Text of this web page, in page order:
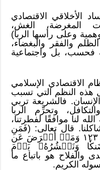
الأخلاقي الاقتصادي
المغرضة، الغش،
وعلى رأسها الربا)
والفقر والبغضاء،
فحسب، بل واجتماعية
الاقتصادي الإسلامي
هذه النظم التي تسبب
فالشريعة تربي
وتحرِّم الربا
لنا موافقًا لفطرتنا،
قال تعالى: (فَمَنِ
ٱتَّبَعَ هُدَايَ فَلَا يَضِلُّ وَلَا يَشۡقَىٰ ١٢٣ وَمَنۡ أَعۡرَضَ عَن
وَنَحۡشُرُهُۥ يَوۡمَ
إذًا، الهدى والفلاح هو باتباع ما
الكريم.